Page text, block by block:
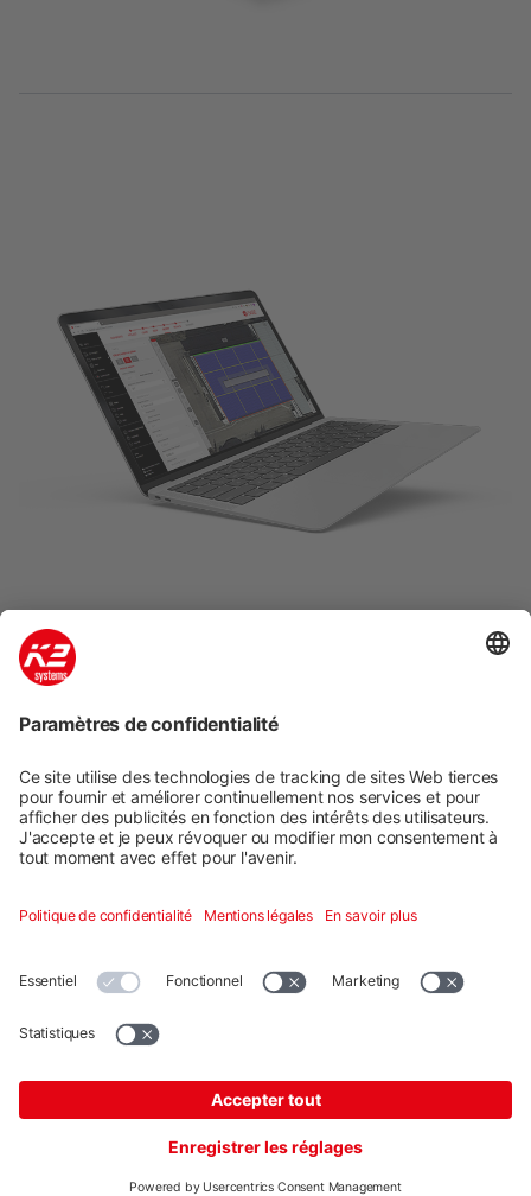
K2 Base: Une planification facile,
rapide et sûre
systèmes de montage K2 pour toits en pente et toits
plats. Notre outil de planification gratuit K2 Base
dispose d'un tableau de bord pour une gestion
efficace du projet. L'intégration de Google Maps et les
outils de dessin graphique vous aident et facilitent la